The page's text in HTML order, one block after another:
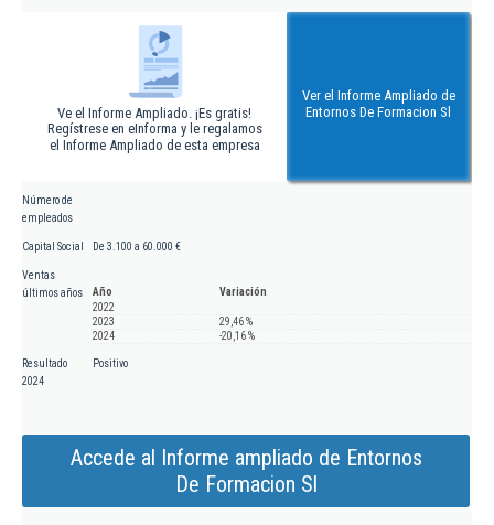
Ve el Informe Ampliado. ¡Es gratis!
Regístrese en eInforma y le regalamos
el Informe Ampliado de esta empresa
Ver el Informe Ampliado de
Entornos De Formacion Sl
Número de
empleados
Capital Social De 3.100 a 60.000 €
Ventas
últimos años
Año
Variación
2022
2023
29,46 %
2024
-20,16 %
Resultado
2024
Positivo
Accede al Informe ampliado de Entornos
De Formacion Sl